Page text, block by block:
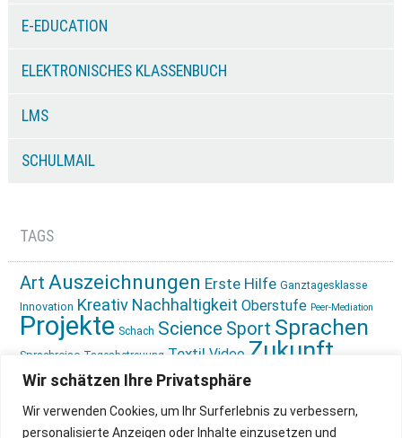
Wir schätzen Ihre Privatsphäre
Wir verwenden Cookies, um Ihr Surferlebnis zu verbessern,
personalisierte Anzeigen oder Inhalte einzusetzen und
E-EDUCATION
ELEKTRONISCHES KLASSENBUCH
LMS
SCHULMAIL
TAGS
Art Auszeichnungen Erste Hilfe Ganztagesklasse
Innovation Kreativ Nachhaltigkeit Oberstufe Peer-Mediation
Projekte Schach Science Sport Sprachen
Sprachreise Tagesbetreuung Textil Video Zukunft
gestalten Ökologie